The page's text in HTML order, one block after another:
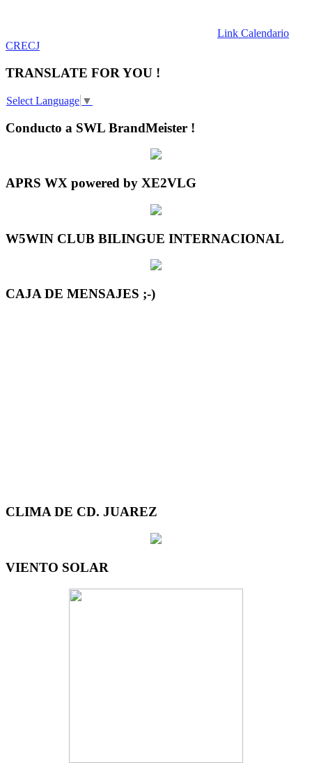
Link Calendario
CRECJ
TRANSLATE FOR YOU !
Select Language ▼
Conducto a SWL BrandMeister !
APRS WX powered by XE2VLG
W5WIN CLUB BILINGUE INTERNACIONAL
CAJA DE MENSAJES ;-)
CLIMA DE CD. JUAREZ
VIENTO SOLAR